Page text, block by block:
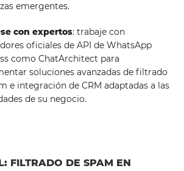
emergentes.
con expertos: trabaje con
oficiales de API de WhatsApp
como ChatArchitect para
soluciones avanzadas de filtrado
e integración de CRM adaptadas a las
de su negocio.
FILTRADO DE SPAM EN